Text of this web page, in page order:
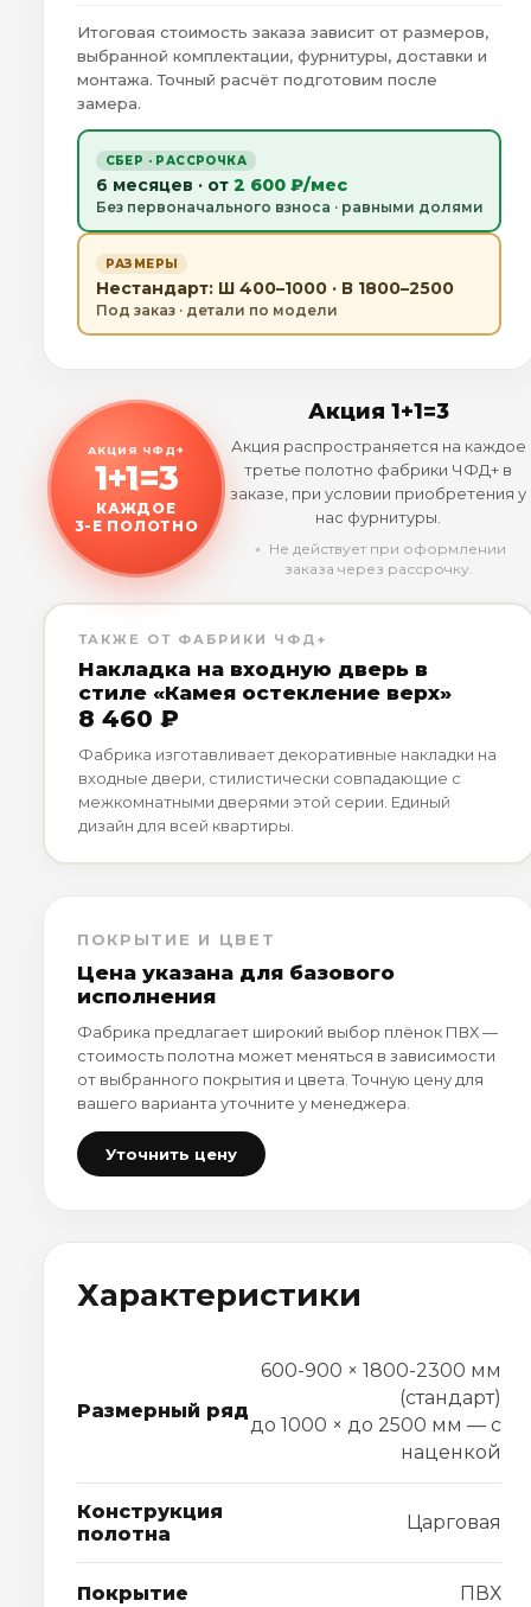
Итоговая стоимость заказа зависит от размеров,
выбранной комплектации, фурнитуры, доставки и
монтажа. Точный расчёт подготовим после
замера.
СБЕР · РАССРОЧКА
6 месяцев · от 2 600 ₽/мес
Без первоначального взноса · равными долями
РАЗМЕРЫ
Нестандарт: Ш 400–1000 · В 1800–2500
Под заказ · детали по модели
АКЦИЯ ЧФД+
1+1=3
КАЖДОЕ
3-Е ПОЛОТНО
Акция 1+1=3
Акция распространяется на каждое
третье полотно фабрики ЧФД+ в
заказе, при условии приобретения у
нас фурнитуры.
﹡ Не действует при оформлении
заказа через рассрочку.
ТАКЖЕ ОТ ФАБРИКИ ЧФД+
Накладка на входную дверь в
стиле «Камея остекление верх»
8 460 ₽
Фабрика изготавливает декоративные накладки на
входные двери, стилистически совпадающие с
межкомнатными дверями этой серии. Единый
дизайн для всей квартиры.
ПОКРЫТИЕ И ЦВЕТ
Цена указана для базового
исполнения
Фабрика предлагает широкий выбор плёнок ПВХ —
стоимость полотна может меняться в зависимости
от выбранного покрытия и цвета. Точную цену для
вашего варианта уточните у менеджера.
Уточнить цену
Характеристики
Размерный ряд
600-900 × 1800-2300 мм
(стандарт)
до 1000 × до 2500 мм — с
наценкой
Конструкция
полотна
Царговая
Покрытие ПВХ